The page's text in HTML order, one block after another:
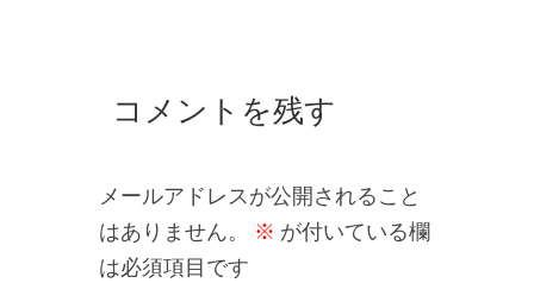
コメントを残す
メールアドレスが公開されること
はありません。
※ が付いている欄
は必須項目です